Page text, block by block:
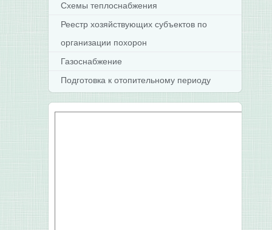
Схемы теплоснабжения
Реестр хозяйствующих субъектов по
организации похорон
Газоснабжение
Подготовка к отопительному периоду